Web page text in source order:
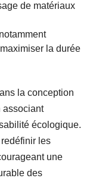
de matériaux
la durée
la conception
associant
écologique.
les
une
des